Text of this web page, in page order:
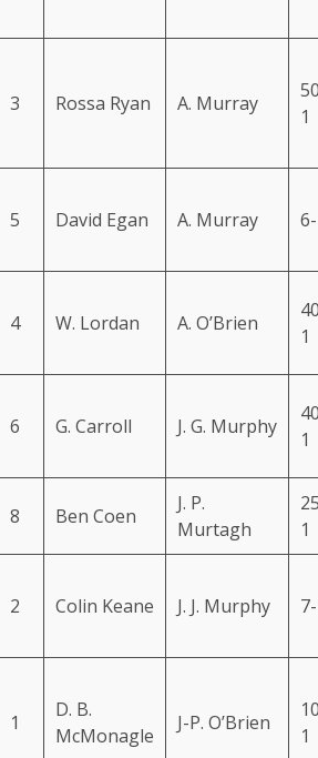
3 Rossa Ryan A. Murray
1
5 David Egan A. Murray
4 W. Lordan A. O’Brien
1
6 G. Carroll J. G. Murphy
1
8 Ben Coen
J. P.
Murtagh
1
2 Colin Keane J. J. Murphy
1
D. B.
McMonagle
J-P. O’Brien
1